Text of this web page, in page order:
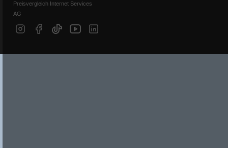
Preisvergleich Internet Services
AG